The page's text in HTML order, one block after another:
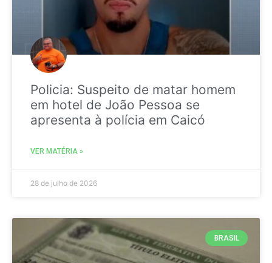
Policia: Suspeito de matar homem
em hotel de João Pessoa se
apresenta à polícia em Caicó
VER MATÉRIA »
28 de julho de 2026
BRASIL